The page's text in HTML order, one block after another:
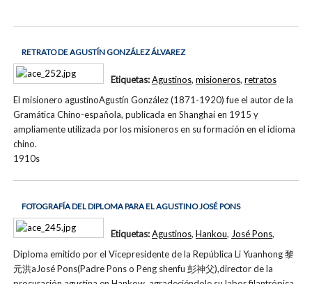
RETRATO DE AGUSTÍN GONZÁLEZ ÁLVAREZ
El misionero agustinoAgustín González (1871-1920) fue el autor de la
Gramática Chino-española, publicada en Shanghai en 1915 y
ampliamente utilizada por los misioneros en su formación en el idioma
chino.
1910s
Etiquetas:Agustinos, misioneros, retratos
FOTOGRAFÍA DEL DIPLOMA PARA EL AGUSTINO JOSÉ PONS
Diploma emitido por el Vicepresidente de la República Li Yuanhong 黎
元洪aJosé Pons(Padre Pons o Peng shenfu 彭神父),director de la
Etiquetas:Agustinos, Hankou, José Pons,